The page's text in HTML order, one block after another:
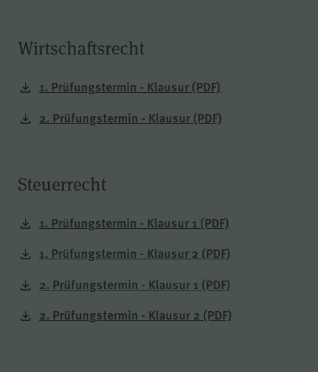
Wirtschaftsrecht
1. Prüfungstermin - Klausur (PDF)
2. Prüfungstermin - Klausur (PDF)
Steuerrecht
1. Prüfungstermin - Klausur 1 (PDF)
1. Prüfungstermin - Klausur 2 (PDF)
2. Prüfungstermin - Klausur 1 (PDF)
2. Prüfungstermin - Klausur 2 (PDF)